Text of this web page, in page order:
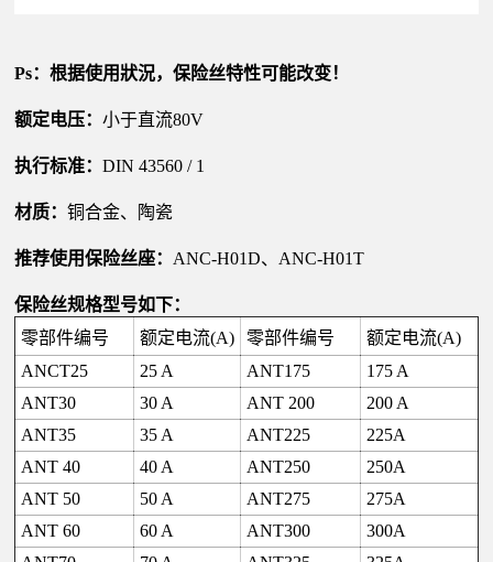
Ps：根据使用狀況，保险丝特性可能改变！
额定电压： 小于直流80V
执行标准： DIN 43560 / 1
材质： 铜合金、 陶瓷
推荐使用保险丝座： ANC-H01D、ANC-H01T
保险丝规格型号如下：
零部件编号
额定电流(A) 零部件编号 额定电流(A)
ANCT25
25 A ANT175
175 A
ANT30
30 A ANT 200
200 A
ANT35
35 A ANT225
225A
ANT 40
40 A ANT250
250A
ANT 50
50 A ANT275
275A
ANT 60
60 A ANT300
300A